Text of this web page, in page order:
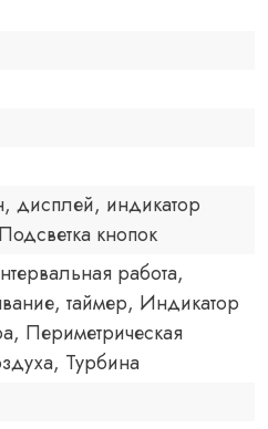
дисплей, индикатор
кнопок
работа,
таймер, Индикатор
Периметрическая
Турбина